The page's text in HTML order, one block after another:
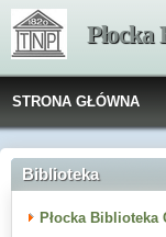
STRONA GŁÓWNA
Biblioteka
Płocka Biblioteka